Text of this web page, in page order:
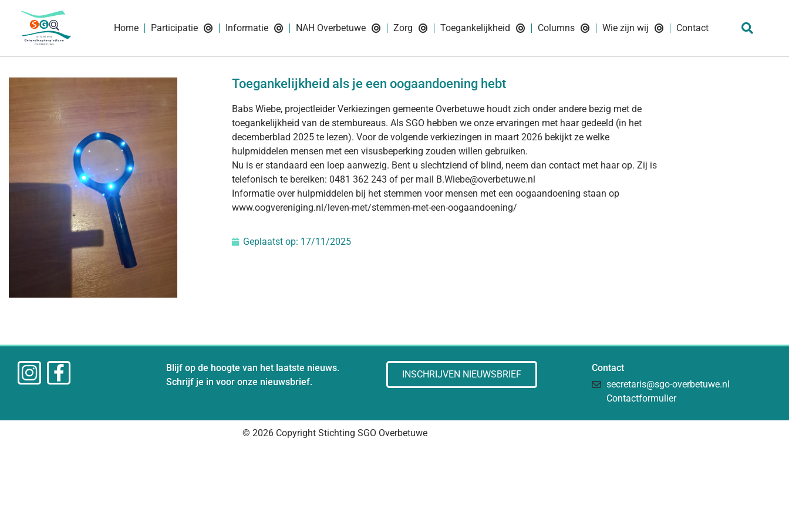
Home Participatie Informatie NAH Overbetuwe Zorg Toegankelijkheid Columns Wie zijn wij Contact
Toegankelijkheid als je een oogaandoening hebt
Babs Wiebe, projectleider Verkiezingen gemeente Overbetuwe houdt zich onder andere bezig met de
toegankelijkheid van de stembureaus. Als SGO hebben we onze ervaringen met haar gedeeld (in het
decemberblad 2025 te lezen). Voor de volgende verkiezingen in maart 2026 bekijkt ze welke
hulpmiddelen mensen met een visusbeperking zouden willen gebruiken.
Nu is er standaard een loep aanwezig. Bent u slechtziend of blind, neem dan contact met haar op. Zij is
telefonisch te bereiken: 0481 362 243 of per mail B.Wiebe@overbetuwe.nl
Informatie over hulpmiddelen bij het stemmen voor mensen met een oogaandoening staan op
www.oogvereniging.nl/leven-met/stemmen-met-een-oogaandoening/
Geplaatst op: 17/11/2025
Blijf op de hoogte van het laatste nieuws.
Schrijf je in voor onze nieuwsbrief.
INSCHRIJVEN NIEUWSBRIEF
Contact
secretaris@sgo-overbetuwe.nl
Contactformulier
© 2026 Copyright Stichting SGO Overbetuwe